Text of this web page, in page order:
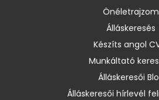
Önéletrajzom
Álláskeresés
Készíts angol
Munkáltató
Álláskeresői
Álláskeresői hírlevél